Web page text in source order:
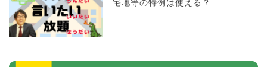
宅地等の特例は使える？